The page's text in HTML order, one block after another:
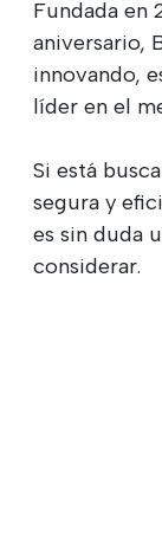
Fundada en
aniversario,
innovando,
líder en el
Si está
segura y
es sin duda
considerar.